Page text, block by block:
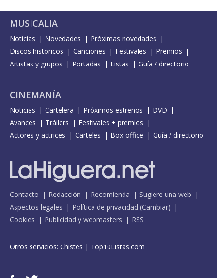
MUSICALIA
Noticias Novedades
Próximas novedades
Discos históricos
Canciones Festivales
Premios
Artistas y grupos
Portadas Listas Guía / directorio
CINEMANÍA
Noticias Cartelera Próximos estrenos
DVD
Avances
Tráilers
Festivales + premios
Actores y actrices
Carteles Box-office Guía / directorio
Contacto Redacción Recomienda
Sugiere una web
Aspectos legales
Política de privacidad (Cambiar)
Cookies
Publicidad y webmasters RSS
Otros servicios: Chistes | Top10Listas.com